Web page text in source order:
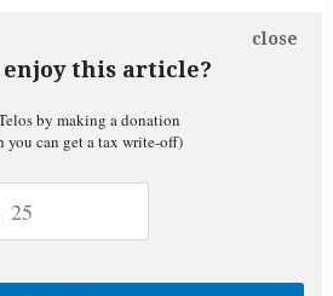
enjoy this article?
close
by making a donation
you can get a tax write-off)